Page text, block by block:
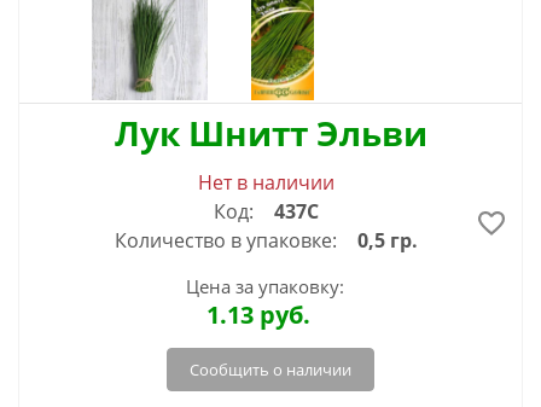
Лук Шнитт Эльви
Нет в наличии
Код:
437С
Количество в упаковке:
0,5 гр.
Цена за упаковку:
1.13 руб.
Сообщить о наличии